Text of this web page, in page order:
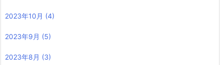
2023年10月 (4)
2023年9月 (5)
2023年8月 (3)